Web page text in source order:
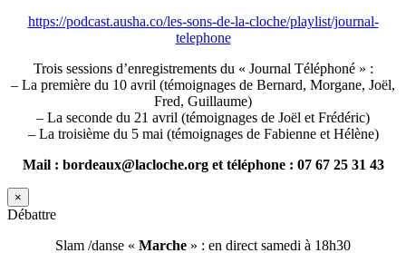
https://podcast.ausha.co/les-sons-de-la-cloche/playlist/journal-
telephone
Trois sessions d’enregistrements du « Journal Téléphoné » :
– La première du 10 avril (témoignages de Bernard, Morgane, Joël,
Fred, Guillaume)
– La seconde du 21 avril (témoignages de Joël et Frédéric)
– La troisième du 5 mai (témoignages de Fabienne et Hélène)
Mail : bordeaux@lacloche.org et téléphone : 07 67 25 31 43
×
Débattre
Slam /danse « Marche » : en direct samedi à 18h30